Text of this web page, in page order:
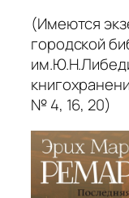
(Имеются
городской
№ 4, 16, 20)